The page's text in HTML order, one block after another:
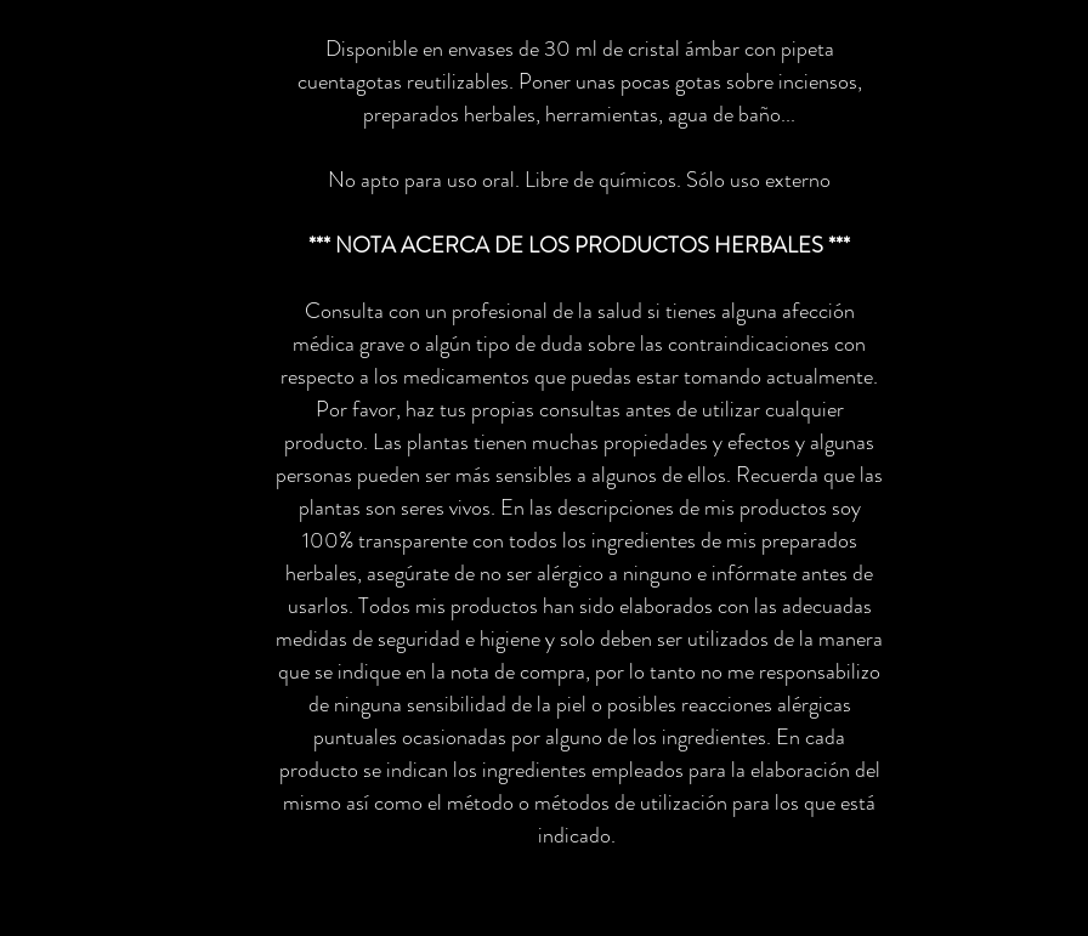
Disponible en envases de 30 ml de cristal ámbar con pipeta
cuentagotas reutilizables. Poner unas pocas gotas sobre inciensos,
preparados herbales, herramientas, agua de baño...
No apto para uso oral. Libre de químicos. Sólo uso externo
*** NOTA ACERCA DE LOS PRODUCTOS HERBALES ***
Consulta con un profesional de la salud si tienes alguna afección
médica grave o algún tipo de duda sobre las contraindicaciones con
respecto a los medicamentos que puedas estar tomando actualmente.
Por favor, haz tus propias consultas antes de utilizar cualquier
producto. Las plantas tienen muchas propiedades y efectos y algunas
personas pueden ser más sensibles a algunos de ellos. Recuerda que las
plantas son seres vivos. En las descripciones de mis productos soy
100% transparente con todos los ingredientes de mis preparados
herbales, asegúrate de no ser alérgico a ninguno e infórmate antes de
usarlos. Todos mis productos han sido elaborados con las adecuadas
medidas de seguridad e higiene y solo deben ser utilizados de la manera
que se indique en la nota de compra, por lo tanto no me responsabilizo
de ninguna sensibilidad de la piel o posibles reacciones alérgicas
puntuales ocasionadas por alguno de los ingredientes. En cada
producto se indican los ingredientes empleados para la elaboración del
mismo así como el método o métodos de utilización para los que está
indicado.